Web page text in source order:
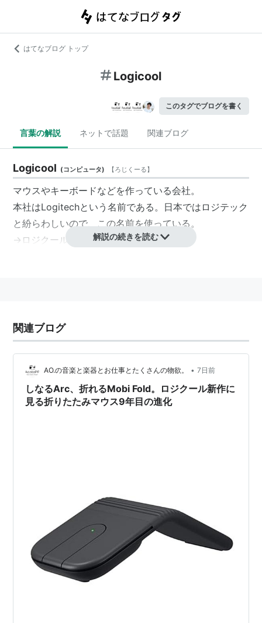
はてなブログ トップ
Logicool
このタグでブログを書く
言葉の解説 ネットで話題 関連ブログ
Logicool (コンピュータ) 【ろじくーる】
マウスやキーボードなどを作っている会社。
本社はLogitechという名前である。日本では ロジテック
と紛らわしいので、この名前を使っている。
→ ロジクール 解説の続きを読む
関連ブログ
AO.の音楽と楽器とお仕事とたくさんの物欲。 • 7日前
しなるArc、折れるMobi Fold。ロジクール新作に
見る折りたたみマウス9年目の進化